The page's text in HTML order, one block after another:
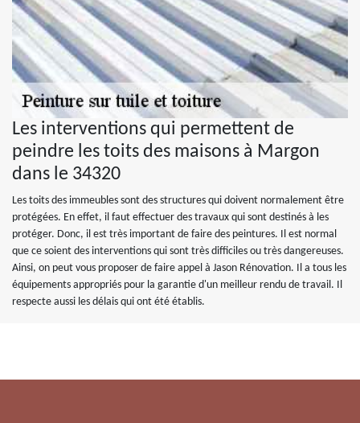
Les interventions qui permettent de
peindre les toits des maisons à Margon
dans le 34320
Les toits des immeubles sont des structures qui doivent normalement être
protégées. En effet, il faut effectuer des travaux qui sont destinés à les
protéger. Donc, il est très important de faire des peintures. Il est normal
que ce soient des interventions qui sont très difficiles ou très dangereuses.
Ainsi, on peut vous proposer de faire appel à Jason Rénovation. Il a tous les
équipements appropriés pour la garantie d'un meilleur rendu de travail. Il
respecte aussi les délais qui ont été établis.